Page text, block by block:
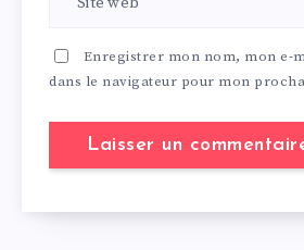
Enregistrer mon nom, mon e-
dans le navigateur pour mon